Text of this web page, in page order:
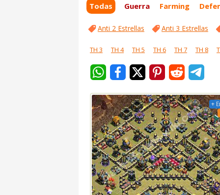
Todas Guerra Farming
Anti 2 Estrellas Anti 3 Estrellas
TH 3 TH 4 TH 5 TH 6 TH 7 TH 8
+